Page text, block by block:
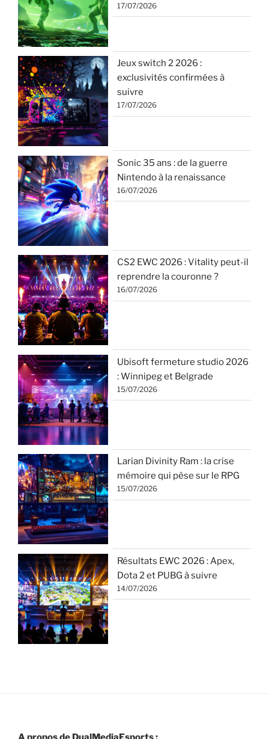
17/07/2026
Jeux switch 2 2026 :
exclusivités confirmées à
suivre
17/07/2026
Sonic 35 ans : de la guerre
Nintendo à la renaissance
16/07/2026
CS2 EWC 2026 : Vitality peut-il
reprendre la couronne ?
16/07/2026
Ubisoft fermeture studio 2026
: Winnipeg et Belgrade
15/07/2026
Larian Divinity Ram : la crise
mémoire qui pèse sur le RPG
15/07/2026
Résultats EWC 2026 : Apex,
Dota 2 et PUBG à suivre
14/07/2026